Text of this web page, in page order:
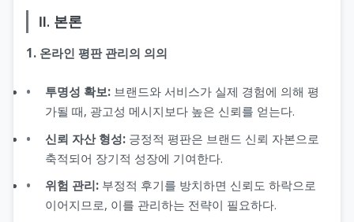
Ⅱ. 본론
1. 온라인 평판 관리의 의의
투명성 확보: 브랜드와 서비스가 실제 경험에 의해 평
가될 때, 광고성 메시지보다 높은 신뢰를 얻는다.
신뢰 자산 형성: 긍정적 평판은 브랜드 신뢰 자본으로
축적되어 장기적 성장에 기여한다.
위험 관리: 부정적 후기를 방치하면 신뢰도 하락으로
이어지므로, 이를 관리하는 전략이 필요하다.